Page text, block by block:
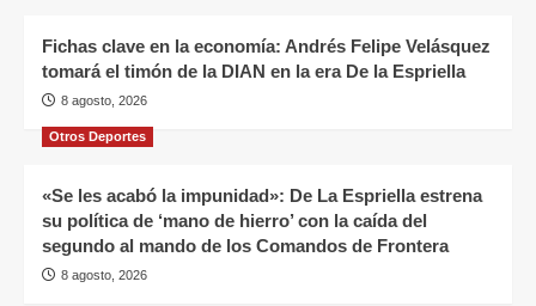
Fichas clave en la economía: Andrés Felipe Velásquez
tomará el timón de la DIAN en la era De la Espriella
8 agosto, 2026
Otros Deportes
«Se les acabó la impunidad»: De La Espriella estrena
su política de ‘mano de hierro’ con la caída del
segundo al mando de los Comandos de Frontera
8 agosto, 2026